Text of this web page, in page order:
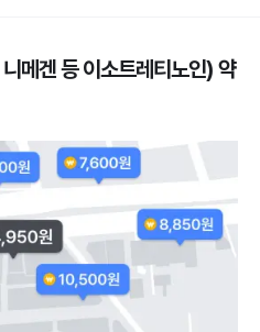
메겐 등 이소트레티노인) 약